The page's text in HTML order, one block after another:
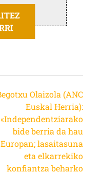
Olaizola (ANC
Euskal Herria):
«Independentziarako
bide berria da hau
Europan; lasaitasuna
eta elkarrekiko
konfiantza beharko